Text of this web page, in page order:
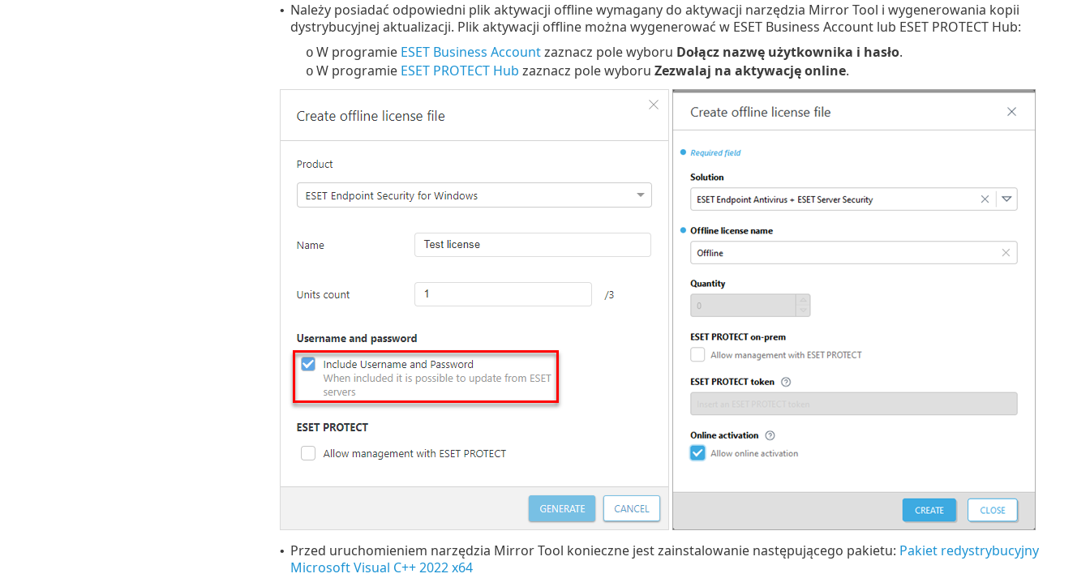
• Należy posiadać odpowiedni plik aktywacji offline wymagany do aktywacji narzędzia Mirror Tool i wygenerowania kopii
dystrybucyjnej aktualizacji. Plik aktywacji offline można wygenerować w ESET Business Account lub ESET PROTECT Hub:
o W programie ESET Business Accountzaznacz pole wyboru Dołącz nazwę użytkownika i hasło.
o W programie ESET PROTECT Hub zaznacz pole wyboru Zezwalaj na aktywację online.
• Przed uruchomieniem narzędzia Mirror Tool konieczne jest zainstalowanie następującego pakietu: Pakiet redystrybucyjny
Microsoft Visual C++ 2022 x64